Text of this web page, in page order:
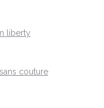
liberty
couture